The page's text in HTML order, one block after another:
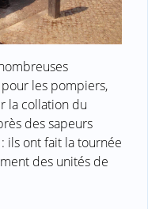
les pompiers,
la collation du
des sapeurs
ils ont fait la tournée
des unités de